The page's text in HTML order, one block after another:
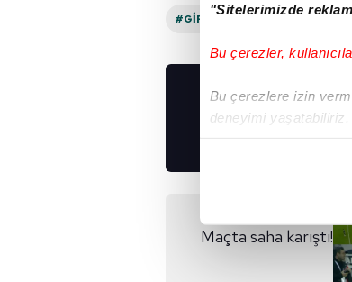
"Sitelerimizde
Bu çerezler,
Bu çerezlere izin
deneyimi
Her halükârda,
Sizlere daha iyi bir
çerezler vasıtasıyla
#GIRESUNSPOR
İNDİRİN!
Maçta saha karıştı!